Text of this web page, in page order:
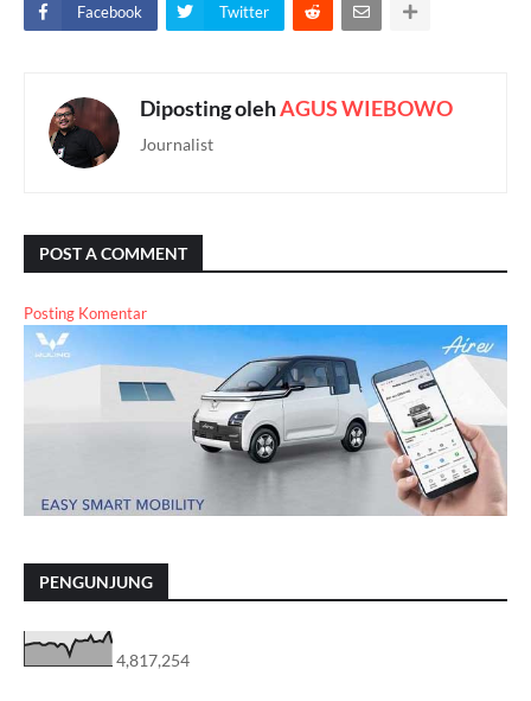
Facebook Twitter
Diposting olehAGUS WIEBOWO
Journalist
POST A COMMENT
Posting Komentar
PENGUNJUNG
4,817,254